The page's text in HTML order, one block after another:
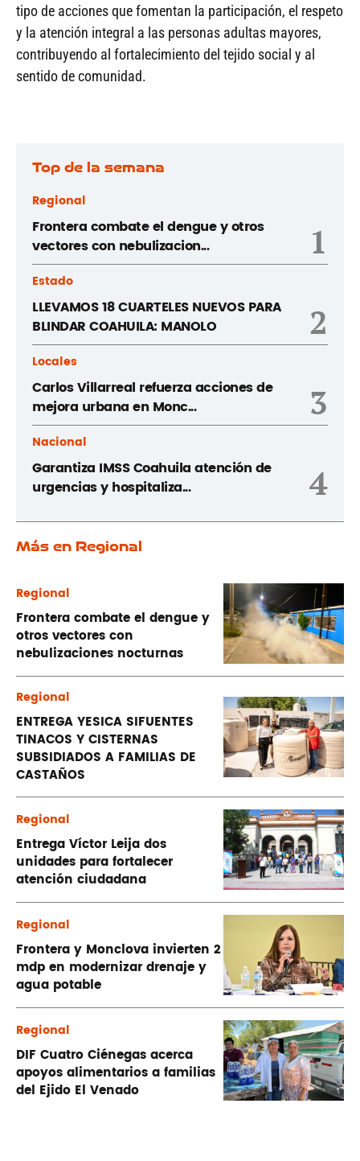
tipo de acciones que fomentan la participación, el respeto
y la atención integral a las personas adultas mayores,
contribuyendo al fortalecimiento del tejido social y al
sentido de comunidad.
Top de la semana
Regional
Frontera combate el dengue y otros
vectores con nebulizacion...
1
Estado
LLEVAMOS 18 CUARTELES NUEVOS PARA
BLINDAR COAHUILA: MANOLO
2
Locales
Carlos Villarreal refuerza acciones de
mejora urbana en Monc...
3
Nacional
Garantiza IMSS Coahuila atención de
urgencias y hospitaliza...
4
Más en Regional
Regional
Frontera combate el dengue y
otros vectores con
nebulizaciones nocturnas
Regional
ENTREGA YESICA SIFUENTES
TINACOS Y CISTERNAS
SUBSIDIADOS A FAMILIAS DE
CASTAÑOS
Regional
Entrega Víctor Leija dos
unidades para fortalecer
atención ciudadana
Regional
Frontera y Monclova invierten 2
mdp en modernizar drenaje y
agua potable
Regional
DIF Cuatro Ciénegas acerca
apoyos alimentarios a familias
del Ejido El Venado